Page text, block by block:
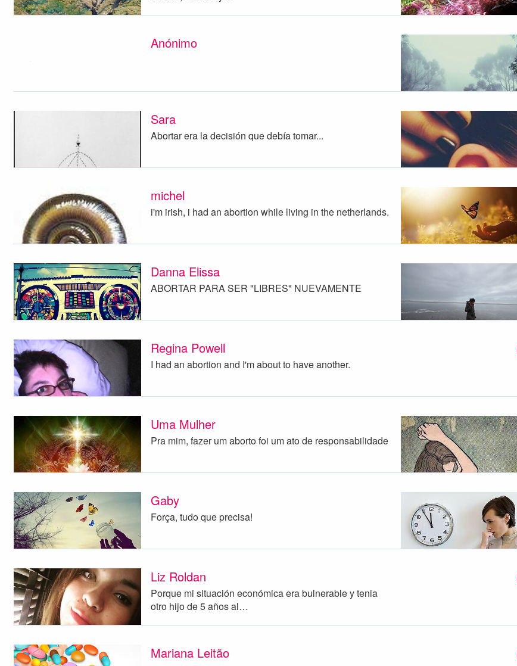
Anónimo
Sara
Abortar era la decisión que debía tomar...
michel
i'm irish, i had an abortion while living in the netherlands.
Danna Elissa
ABORTAR PARA SER "LIBRES" NUEVAMENTE
Regina Powell
I had an abortion and I'm about to have another.
Uma Mulher
Pra mim, fazer um aborto foi um ato de responsabilidade
Gaby
Força, tudo que precisa!
Liz Roldan
Porque mi situación económica era bulnerable y tenia
otro hijo de 5 años al…
Mariana Leitão